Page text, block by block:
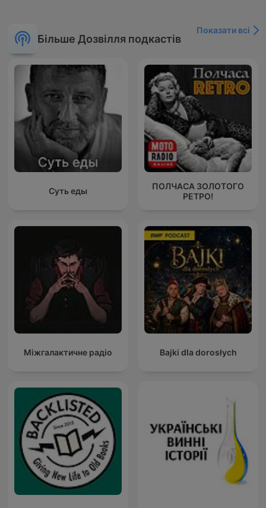
Більше Дозвілля подкастів
Показати всі
Суть еды
ПОЛЧАСА ЗОЛОТОГО
РЕТРО!
Міжгалактичне радіо Bajki dla dorosłych